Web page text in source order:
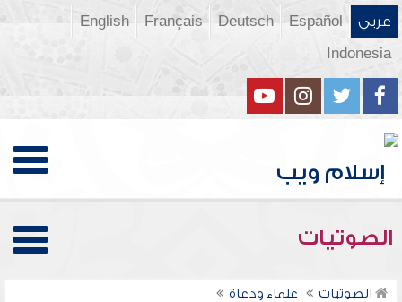
عربي Español
Deutsch
Français
English
Indonesia
الصوتيات
الصوتيات علماء ودعاة